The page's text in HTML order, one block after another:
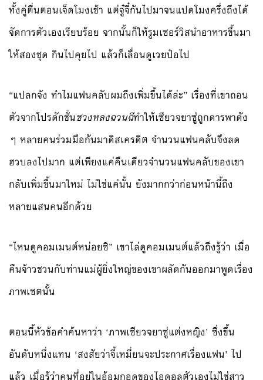
ทั้งคู่ตื่นตอนเจ็ดโมงเช้า แต่จู๋จี๋กันไปมาจนแปดโมงครึ่งถึงได้
จัดการตัวเองเรียบร้อย จากนั้นก็ให้รูมเซอร์วิสนำอาหารขึ้นมา
ให้สองชุด กินไปคุยไป แล้วก็เลื่อนดูเวยป๋อไป
“แปลกจัง ทำไมแฟนคลับผมถึงเพิ่มขึ้นได้ล่ะ” เรื่องที่เขาถอน
ตัวจากโปรดักชั่นซวงหลงฉวนฉีทำให้เซียวจยาซู่ถูกดารพาดัง
ๆ หลายคนร่วมมือกันมาดิสเครดิต จำนวนแฟนคลับจึงลด
ฮวบลงไปมาก แต่เพียงแค่คืนเดียวจำนวนแฟนคลับของเขา
กลับเพิ่มขึ้นมาใหม่ ไม่ใช่แค่นั้น ยังมากกว่าก่อนหน้านี้ถึง
หลายแสนคนอีกด้วย
“ไหนดูคอมเมนต์หน่อยซิ” เขาไล่ดูคอมเมนต์แล้วถึงรู้ว่า เมื่อ
คืนจ้าวชวนกับท่านแม่ผู้ยิ่งใหญ่ของเขาผลัดกันออกมาพูดเรื่อง
ภาพเซตนั้น
ตอนนี้หัวข้อคำค้นหาว่า ‘ภาพเซียวจยาซู่แต่งหญิง’ ซึ่งขึ้น
อันดับหนึ่งแทน ‘สงสัยว่าจี้เหมี่ยนจะประกาศเรื่องแฟน’ ไป